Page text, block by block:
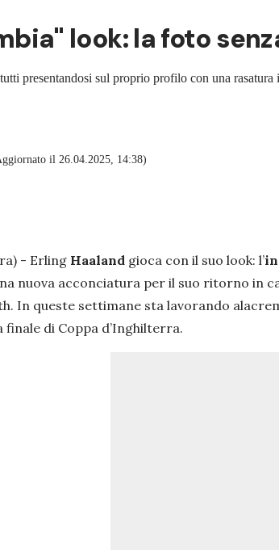
look: la foto
presentandosi sul proprio profilo con una rasatura
il 26.04.2025, 14:38)
- Erling Haaland gioca con il suo look: l’
nuova acconciatura per il suo ritorno in
In queste settimane sta lavorando
di Coppa d’Inghilterra.